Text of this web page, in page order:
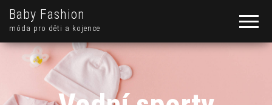
Baby Fashion
móda pro děti a kojence